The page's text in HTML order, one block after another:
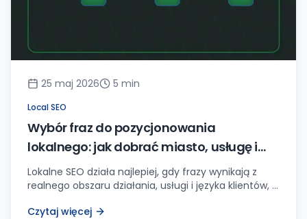
25 maj 2026 5 min
Local SEO
Wybór fraz do pozycjonowania
lokalnego: jak dobrać miasto, usługę i
intencję
Lokalne SEO działa najlepiej, gdy frazy wynikają z
realnego obszaru działania, usługi i języka klientów, a
Czytaj więcej